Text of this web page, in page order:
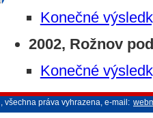
Konečné
2002, Rožnov
Konečné
, všechna práva vyhrazena, e-mail: